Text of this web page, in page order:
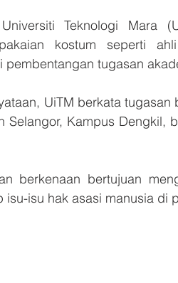
Teknologi Mara
kostum seperti
pembentangan tugasan
UiTM berkata
Selangor, Kampus Dengkil,
berkenaan bertujuan
isu-isu hak asasi manusia di